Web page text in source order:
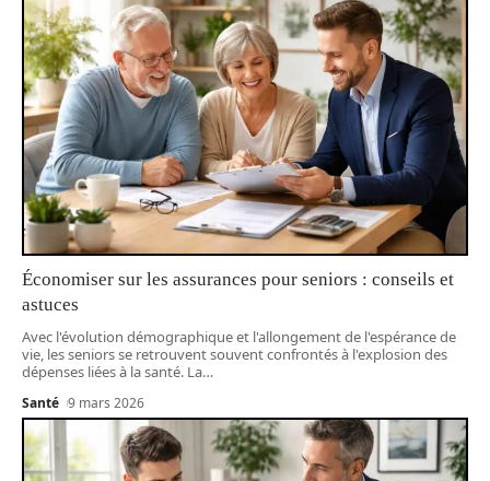
Économiser sur les assurances pour seniors : conseils et
astuces
Avec l'évolution démographique et l'allongement de l'espérance de
vie, les seniors se retrouvent souvent confrontés à l'explosion des
dépenses liées à la santé. La…
Santé 9 mars 2026